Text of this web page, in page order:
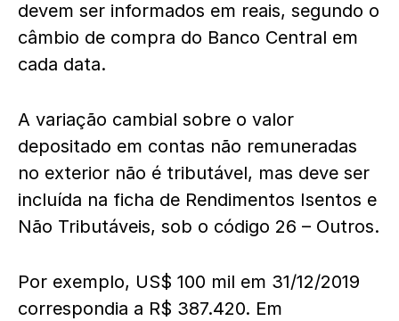
devem ser informados em reais, segundo o
câmbio de compra do Banco Central em
cada data.
A variação cambial sobre o valor
depositado em contas não remuneradas
no exterior não é tributável, mas deve ser
incluída na ficha de Rendimentos Isentos e
Não Tributáveis, sob o código 26 – Outros.
Por exemplo, US$ 100 mil em 31/12/2019
correspondia a R$ 387.420. Em